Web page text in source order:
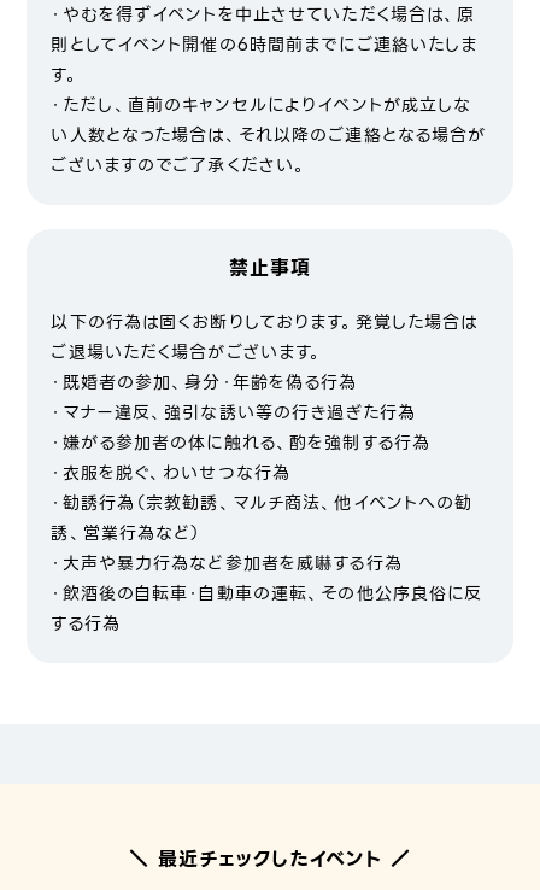
・やむを得ずイベントを中止させていただく場合は、原
則としてイベント開催の6時間前までにご連絡いたしま
す。
・ただし、直前のキャンセルによりイベントが成立しな
い人数となった場合は、それ以降のご連絡となる場合が
ございますのでご了承ください。
禁止事項
以下の行為は固くお断りしております。発覚した場合は
ご退場いただく場合がございます。
・既婚者の参加、身分・年齢を偽る行為
・マナー違反、強引な誘い等の行き過ぎた行為
・嫌がる参加者の体に触れる、酌を強制する行為
・衣服を脱ぐ、わいせつな行為
・勧誘行為（宗教勧誘、マルチ商法、他イベントへの勧
誘、営業行為など）
・大声や暴力行為など参加者を威嚇する行為
・飲酒後の自転車・自動車の運転、その他公序良俗に反
する行為
＼ 最近チェックしたイベント ／